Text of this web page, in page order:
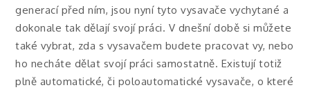
generací před ním, jsou nyní tyto vysavače vychytané a
dokonale tak dělají svojí práci. V dnešní době si můžete
také vybrat, zda s vysavačem budete pracovat vy, nebo
ho necháte dělat svojí práci samostatně. Existují totiž
plně automatické, či poloautomatické vysavače, o které